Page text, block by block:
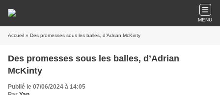
MENU
Accueil » Des promesses sous les balles, d’Adrian McKinty
Des promesses sous les balles, d’Adrian
McKinty
Publié le 07/06/2024 à 14:05